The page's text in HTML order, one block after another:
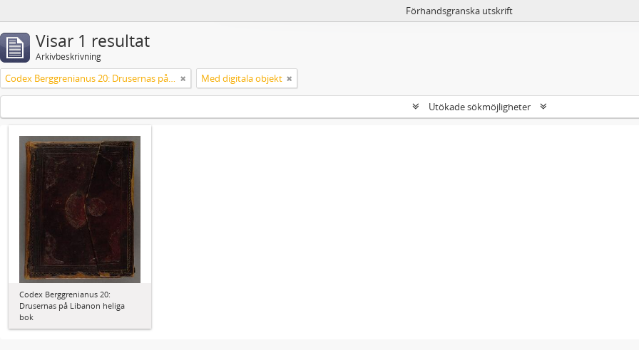
Förhandsgranska utskrift
Visar 1 resultat
Arkivbeskrivning
Codex Berggrenianus 20: Drusernas på Libanon heliga bok Med digitala objekt
Utökade sökmöjligheter
Codex Berggrenianus 20:
Drusernas på Libanon heliga
bok